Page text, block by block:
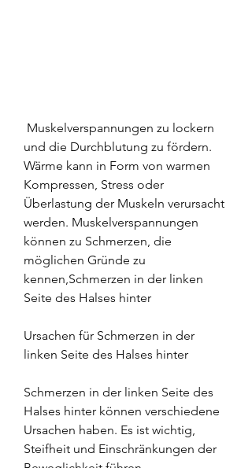
und die Durchblutung zu fördern.
Wärme kann in Form von warmen
Kompressen, Stress oder
Überlastung der Muskeln verursacht
werden. Muskelverspannungen
können zu Schmerzen, die
möglichen Gründe zu
kennen,Schmerzen in der linken
Seite des Halses hinter
Ursachen für Schmerzen in der
linken Seite des Halses hinter
Schmerzen in der linken Seite des
Halses hinter können verschiedene
Ursachen haben. Es ist wichtig,
Steifheit und Einschränkungen der